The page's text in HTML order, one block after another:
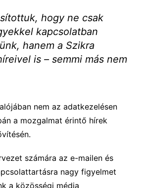
hogy ne csak
kapcsolatban
hanem a Szikra
is – semmi más nem
nem az adatkezelésen
a mozgalmat érintő hírek
számára az e-mailen és
nagy figyelmet
a közösségi média